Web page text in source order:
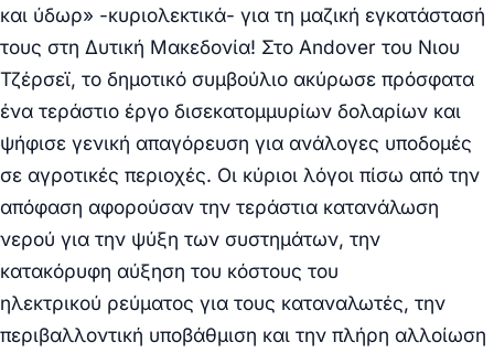
και ύδωρ» -κυριολεκτικά- για τη μαζική εγκατάστασή
τους στη Δυτική Μακεδονία! Στο Andover του Νιου
Τζέρσεϊ, το δημοτικό συμβούλιο ακύρωσε πρόσφατα
ένα τεράστιο έργο δισεκατομμυρίων δολαρίων και
ψήφισε γενική απαγόρευση για ανάλογες υποδομές
σε αγροτικές περιοχές. Οι κύριοι λόγοι πίσω από την
απόφαση αφορούσαν την τεράστια κατανάλωση
νερού για την ψύξη των συστημάτων, την
κατακόρυφη αύξηση του κόστους του
ηλεκτρικού ρεύματος για τους καταναλωτές, την
περιβαλλοντική υποβάθμιση και την πλήρη αλλοίωση